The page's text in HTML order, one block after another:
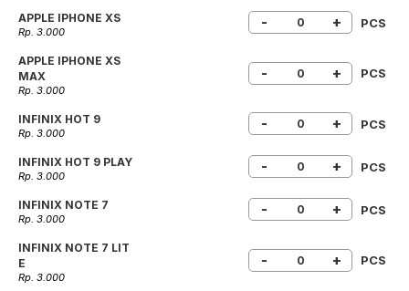
APPLE IPHONE XS
Rp. 3.000
- + PCS
APPLE IPHONE XS
MAX
Rp. 3.000
- + PCS
INFINIX HOT 9
Rp. 3.000
- + PCS
INFINIX HOT 9 PLAY
Rp. 3.000
- + PCS
INFINIX NOTE 7
Rp. 3.000
- + PCS
INFINIX NOTE 7 LIT
E
Rp. 3.000
- + PCS